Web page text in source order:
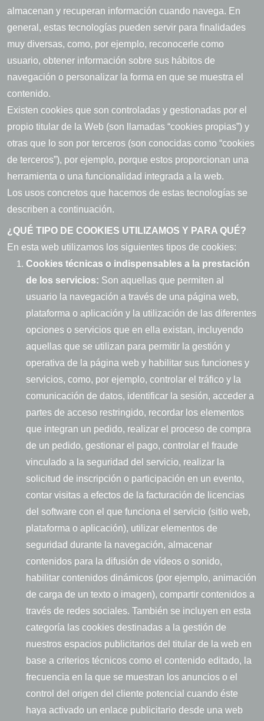
almacenan y recuperan información cuando navega. En
general, estas tecnologías pueden servir para finalidades
muy diversas, como, por ejemplo, reconocerle como
usuario, obtener información sobre sus hábitos de
navegación o personalizar la forma en que se muestra el
contenido.
Existen cookies que son controladas y gestionadas por el
propio titular de la Web (son llamadas “cookies propias”) y
otras que lo son por terceros (son conocidas como “cookies
de terceros”), por ejemplo, porque estos proporcionan una
herramienta o una funcionalidad integrada a la web.
Los usos concretos que hacemos de estas tecnologías se
describen a continuación.
¿QUÉ TIPO DE COOKIES UTILIZAMOS Y PARA QUÉ?
En esta web utilizamos los siguientes tipos de cookies:
Cookies técnicas o indispensables a la prestación
de los servicios: Son aquellas que permiten al
usuario la navegación a través de una página web,
plataforma o aplicación y la utilización de las diferentes
opciones o servicios que en ella existan, incluyendo
aquellas que se utilizan para permitir la gestión y
operativa de la página web y habilitar sus funciones y
servicios, como, por ejemplo, controlar el tráfico y la
comunicación de datos, identificar la sesión, acceder a
partes de acceso restringido, recordar los elementos
que integran un pedido, realizar el proceso de compra
de un pedido, gestionar el pago, controlar el fraude
vinculado a la seguridad del servicio, realizar la
solicitud de inscripción o participación en un evento,
contar visitas a efectos de la facturación de licencias
del software con el que funciona el servicio (sitio web,
plataforma o aplicación), utilizar elementos de
seguridad durante la navegación, almacenar
contenidos para la difusión de vídeos o sonido,
habilitar contenidos dinámicos (por ejemplo, animación
de carga de un texto o imagen), compartir contenidos a
través de redes sociales. También se incluyen en esta
categoría las cookies destinadas a la gestión de
nuestros espacios publicitarios del titular de la web en
base a criterios técnicos como el contenido editado, la
frecuencia en la que se muestran los anuncios o el
control del origen del cliente potencial cuando éste
haya activado un enlace publicitario desde una web